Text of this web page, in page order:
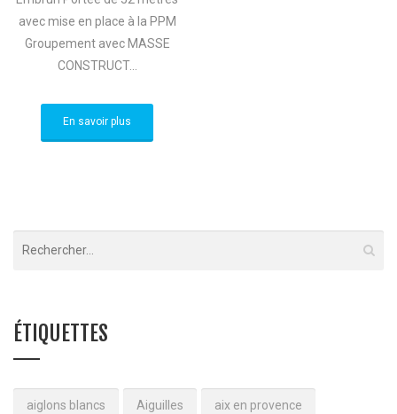
avec mise en place à la PPM
Groupement avec MASSE
CONSTRUCT...
En savoir plus
ÉTIQUETTES
aiglons blancs Aiguilles aix en provence